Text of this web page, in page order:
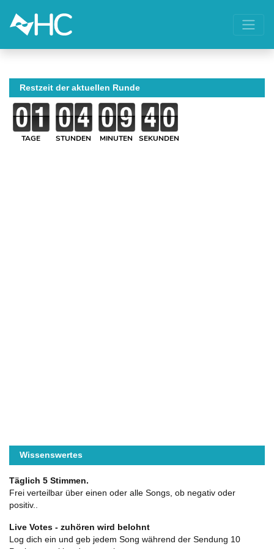
Restzeit der aktuellen Runde
TAGE STUNDEN MINUTEN SEKUNDEN
Wissenswertes
Täglich 5 Stimmen.
Frei verteilbar über einen oder alle Songs, ob negativ oder
positiv..
Live Votes - zuhören wird belohnt
Log dich ein und geb jedem Song während der Sendung 10